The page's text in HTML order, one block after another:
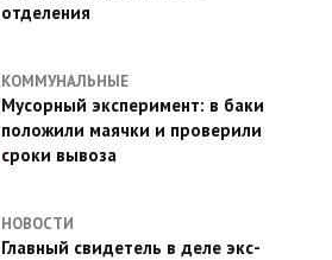
отделения
КОММУНАЛЬНЫЕ
Мусорный эксперимент: в баки
положили маячки и проверили
сроки вывоза
НОВОСТИ
Главный свидетель в деле экс-